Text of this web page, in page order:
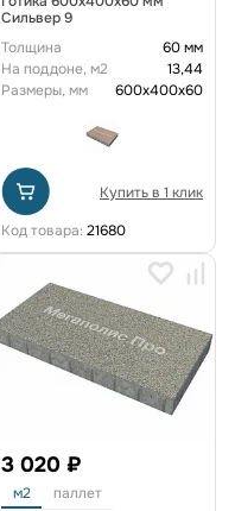
Сильвер 9
Толщина
60 мм
На поддоне, м2
13,44
Размеры, мм
600x400x60
Купить в 1 клик
Код товара: 21680
3 020 ₽
м2 паллет